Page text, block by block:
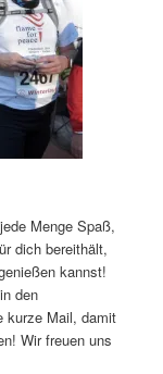
Menge Spaß,
dich bereithält,
kannst!
den
kurze Mail, damit
Wir freuen uns